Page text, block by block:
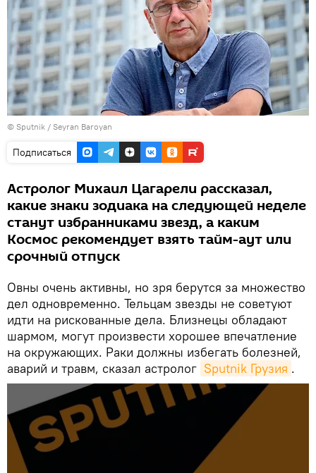
© Sputnik / Seyran Baroyan
Подписаться
Астролог Михаил Цагарели рассказал,
какие знаки зодиака на следующей неделе
станут избранниками звезд, а каким
Космос рекомендует взять тайм-аут или
срочный отпуск
Овны очень активны, но зря берутся за множество
дел одновременно. Тельцам звезды не советуют
идти на рискованные дела. Близнецы обладают
шармом, могут произвести хорошее впечатление
на окружающих. Раки должны избегать болезней,
аварий и травм, сказал астролог Sputnik Грузия .